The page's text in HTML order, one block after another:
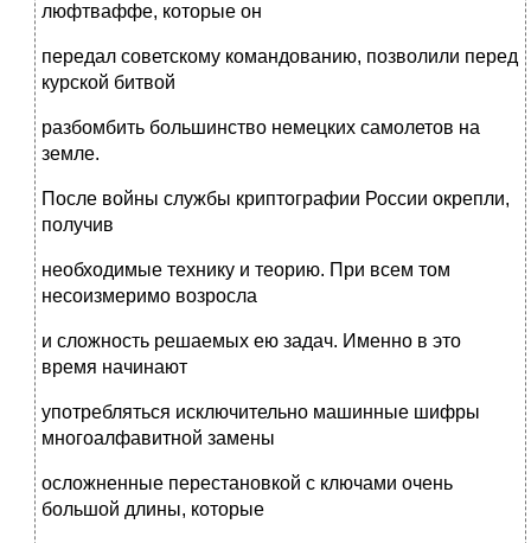
люфтваффе, которые он
передал советскому командованию, позволили перед
курской битвой
разбомбить большинство немецких самолетов на
земле.
После войны службы криптографии России окрепли,
получив
необходимые технику и теорию. При всем том
несоизмеримо возросла
и сложность решаемых ею задач. Именно в это
время начинают
употребляться исключительно машинные шифры
многоалфавитной замены
осложненные перестановкой с ключами очень
большой длины, которые